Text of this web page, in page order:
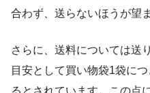
合わず、送らないほうが望
さらに、送料については送
目安として買い物袋1袋に
るとされています。この点